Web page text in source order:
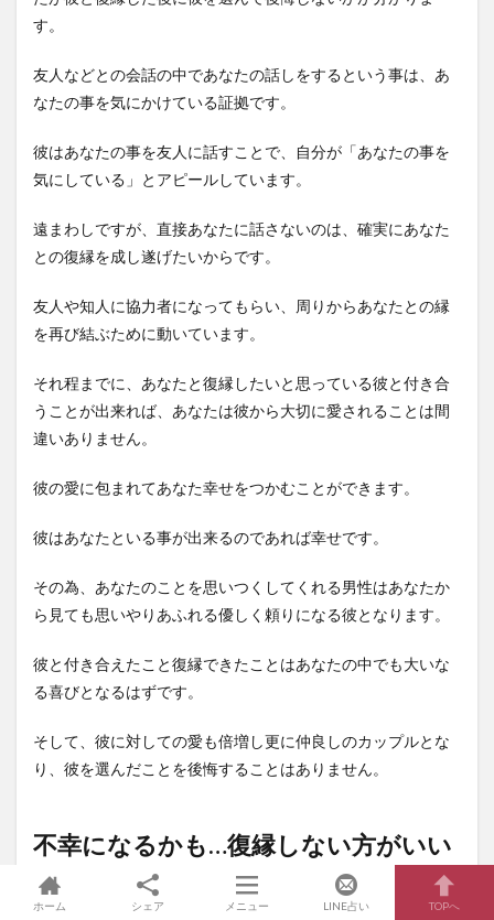
す。
友人などとの会話の中であなたの話しをするという事は、あ
なたの事を気にかけている証拠です。
彼はあなたの事を友人に話すことで、自分が「あなたの事を
気にしている」とアピールしています。
遠まわしですが、直接あなたに話さないのは、確実にあなた
との復縁を成し遂げたいからです。
友人や知人に協力者になってもらい、周りからあなたとの縁
を再び結ぶために動いています。
それ程までに、あなたと復縁したいと思っている彼と付き合
うことが出来れば、あなたは彼から大切に愛されることは間
違いありません。
彼の愛に包まれてあなた幸せをつかむことができます。
彼はあなたといる事が出来るのであれば幸せです。
その為、あなたのことを思いつくしてくれる男性はあなたか
ら見ても思いやりあふれる優しく頼りになる彼となります。
彼と付き合えたこと復縁できたことはあなたの中でも大いな
る喜びとなるはずです。
そして、彼に対しての愛も倍増し更に仲良しのカップルとな
り、彼を選んだことを後悔することはありません。
不幸になるかも…復縁しない方がいい
パターン
ホーム シェア メニュー LINE占い TOPへ